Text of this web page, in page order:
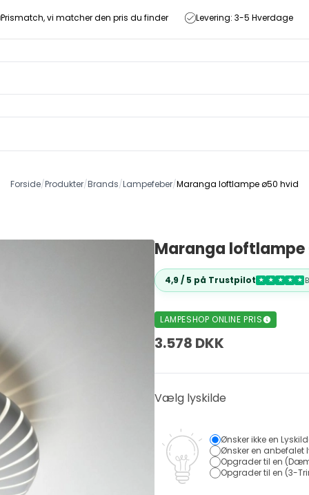
Prismatch, vi matcher den pris du finder Levering: 3-5 Hverdage
Forside/Produkter/Brands/Lampefeber/Maranga loftlampe ø50 hvid
Maranga
4,9 / 5 på Trustpilot ★ ★ ★ ★ ★
LAMPESHOP ONLINE PRIS
3.578 DKK
Vælg lyskilde
Ønsker ikke en
Ønsker en anbefalet
Opgrader til en
Opgrader til en (3-